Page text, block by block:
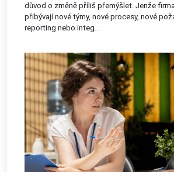
důvod o změně příliš přemýšlet. Jenže
přibývají nové týmy, nové procesy, nové
reporting nebo integ...